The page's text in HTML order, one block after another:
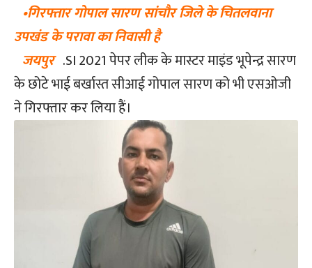
•गिरफ्तार गोपाल सारण सांचौर जिले के चितलवाना
उपखंड के परावा का निवासी है
जयपुर .SI 2021 पेपर लीक के मास्टर माइंड भूपेन्द्र सारण
के छोटे भाई बर्खास्त सीआई गोपाल सारण को भी एसओजी
ने गिरफ्तार कर लिया हैं।